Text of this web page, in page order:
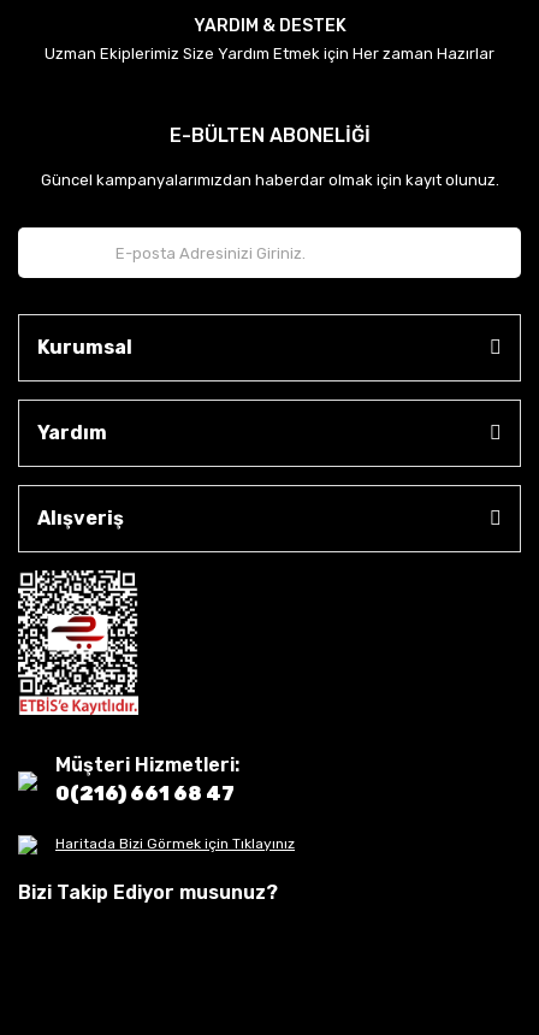
YARDIM & DESTEK
Uzman Ekiplerimiz Size Yardım Etmek için Her zaman Hazırlar
E-BÜLTEN ABONELİĞİ
Güncel kampanyalarımızdan haberdar olmak için kayıt olunuz.
Kurumsal
Yardım
Alışveriş
Müşteri Hizmetleri:
0(216) 661 68 47
Haritada Bizi Görmek için Tıklayınız
Bizi Takip Ediyor musunuz?